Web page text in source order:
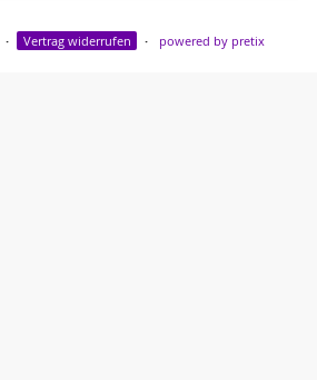
Vertrag widerrufen powered by pretix